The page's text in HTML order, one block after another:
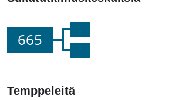
665
Temppeleitä